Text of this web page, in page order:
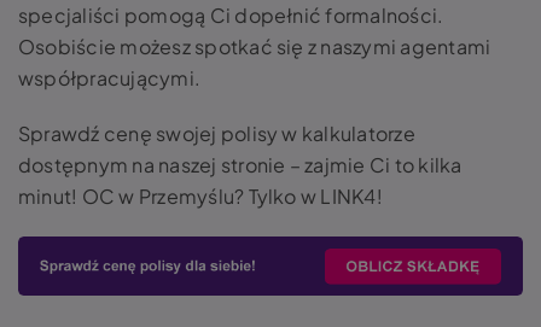
specjaliści pomogą Ci dopełnić formalności.
Osobiście możesz spotkać się z naszymi agentami
współpracującymi.
Sprawdź cenę swojej polisy w kalkulatorze
dostępnym na naszej stronie – zajmie Ci to kilka
minut! OC w Przemyślu? Tylko w LINK4!